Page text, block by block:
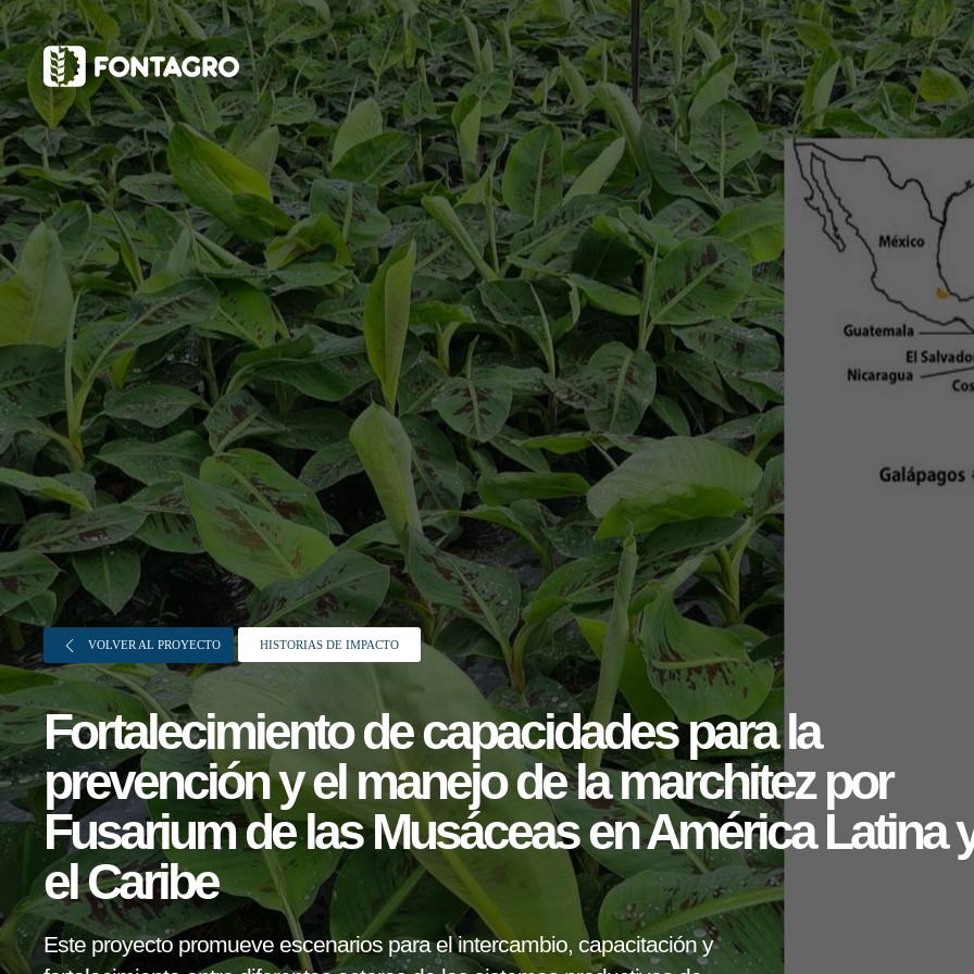
webstories
Sobre FONTAGRO
FONTAGRO es un mecanismo de
cooperación único que fomenta la
inversión en innovación en el sector
agroalimentario de América Latina y El
VOLVER AL PROYECTO HISTORIAS DE IMPACTO
Fortalecimiento de capacidades para la
prevención y el manejo de la marchitez por
Fusarium de las Musáceas en América Latina
el Caribe
Este proyecto promueve escenarios para el intercambio, capacitación y